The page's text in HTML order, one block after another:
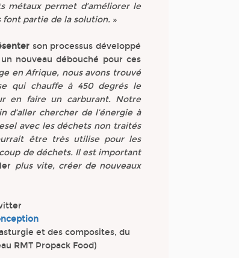
métaux permet d’améliorer le
font partie de la solution.»
son processus développé
nouveau débouché pour ces
en Afrique, nous avons trouvé
qui chauffe à 450 degrés le
en faire un carburant. Notre
d’aller chercher de l’énergie à
avec les déchets non traités
être très utilise pour les
de déchets. Il est important
plus vite, créer de nouveaux
et des composites, du
RMT Propack Food)